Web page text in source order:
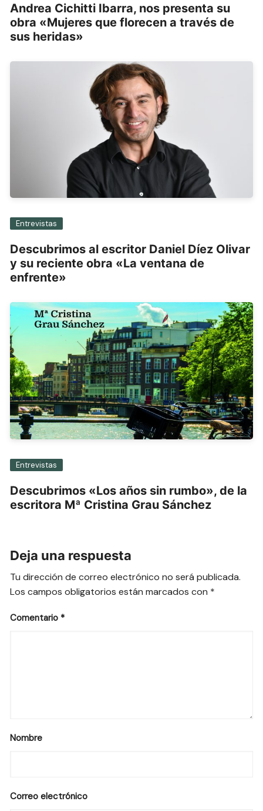
Andrea Cichitti Ibarra, nos presenta su
obra «Mujeres que florecen a través de
sus heridas»
Entrevistas
Descubrimos al escritor Daniel Díez Olivar
y su reciente obra «La ventana de
enfrente»
Entrevistas
Descubrimos «Los años sin rumbo», de la
escritora Mª Cristina Grau Sánchez
Deja una respuesta
Tu dirección de correo electrónico no será publicada.
Los campos obligatorios están marcados con *
Comentario *
Nombre
Correo electrónico